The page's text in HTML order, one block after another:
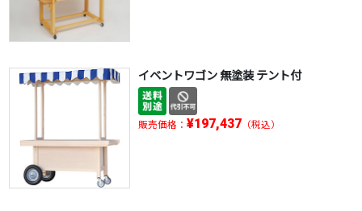
イベントワゴン 無塗装 テント付
販売価格： ¥197,437（税込）